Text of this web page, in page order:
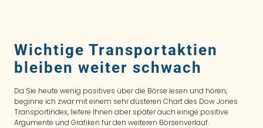
Wichtige Transportaktien
bleiben weiter schwach
Da Sie heute wenig positives über die Börse lesen und hören,
beginne ich zwar mit einem sehr düsteren Chart des Dow Jones
Transportindex, liefere Ihnen aber später auch einige positive
Argumente und Grafiken für den weiteren Börsenverlauf.